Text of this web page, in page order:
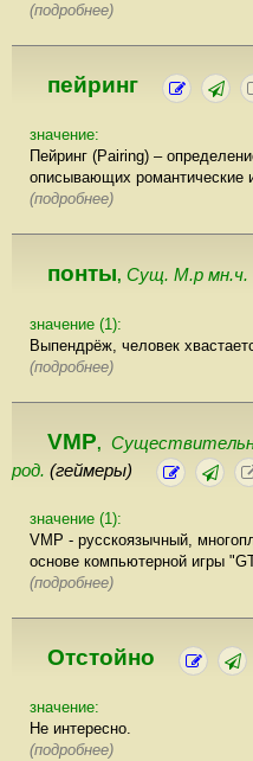
(подробнее)
пейринг
значение:
Пейринг (Pairing) –
описывающих романтические
(подробнее)
понты, Сущ. М.р мн.ч.
значение (1):
Выпендрёж, человек
(подробнее)
VMP,
род. (геймеры)
значение (1):
VMP - русскоязычный,
основе компьютерной игры
(подробнее)
Отстойно
значение:
Не интересно.
(подробнее)